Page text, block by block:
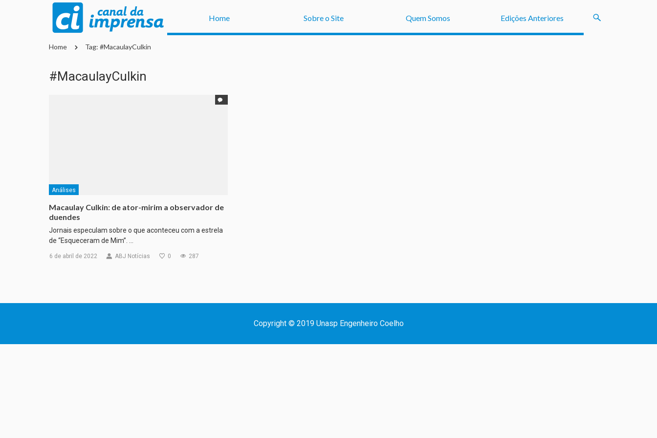
Home Sobre o Site Quem Somos Edições Anteriores
Home Tag: #MacaulayCulkin
#MacaulayCulkin
Análises
Macaulay Culkin: de ator-mirim a observador de
duendes
Jornais especulam sobre o que aconteceu com a estrela
de “Esqueceram de Mim”. …
6 de abril de 2022 ABJ Notícias 0 287
Copyright © 2019 Unasp Engenheiro Coelho